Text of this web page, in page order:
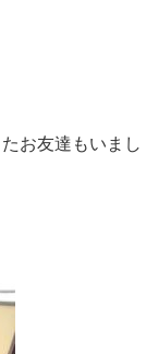
お友達もいまし